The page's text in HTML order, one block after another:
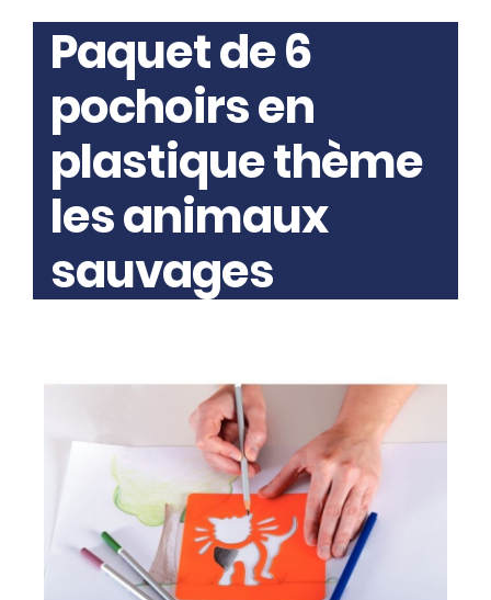
Paquet de 6
pochoirs en
plastique thème
les animaux
sauvages